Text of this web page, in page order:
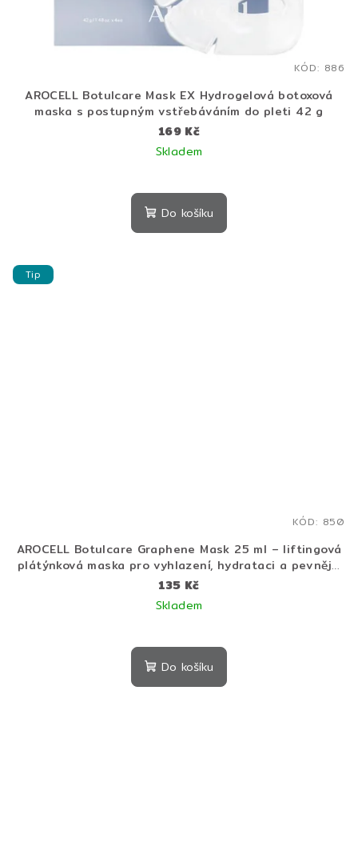
AROCELL Botulcare Mask EX Hydrogelová botoxová
maska s postupným vstřebáváním do pleti 42 g
169 Kč
Skladem
Do košíku
KÓD: 886
Tip
AROCELL Botulcare Graphene Mask 25 ml – liftingová
plátýnková maska pro vyhlazení, hydrataci a pevnější
pleť
135 Kč
Skladem
Do košíku
KÓD: 850